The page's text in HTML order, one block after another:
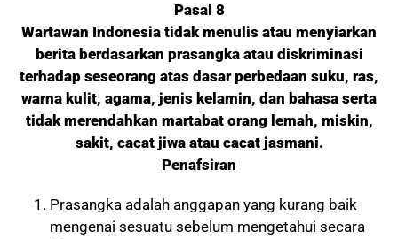
Pasal 8
Wartawan Indonesia tidak menulis atau menyiarkan
berita berdasarkan prasangka atau diskriminasi
terhadap seseorang atas dasar perbedaan suku, ras,
warna kulit, agama, jenis kelamin, dan bahasa serta
tidak merendahkan martabat orang lemah, miskin,
sakit, cacat jiwa atau cacat jasmani.
Penafsiran
Prasangka adalah anggapan yang kurang baik
mengenai sesuatu sebelum mengetahui secara